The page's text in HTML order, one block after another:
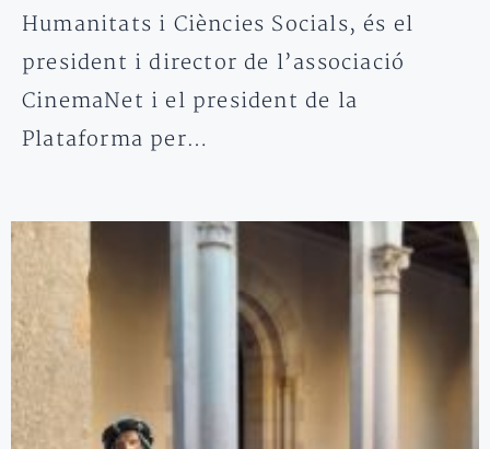
Humanitats i Ciències Socials, és el
president i director de l’associació
CinemaNet i el president de la
Plataforma per…